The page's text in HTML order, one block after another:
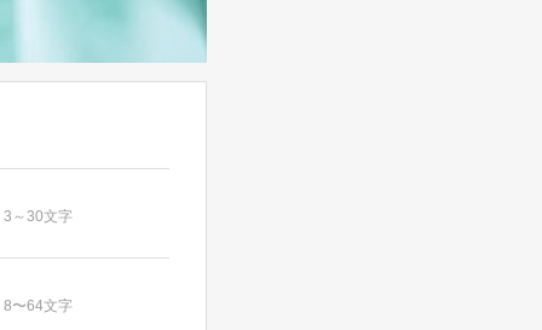
～30文字
〜64文字